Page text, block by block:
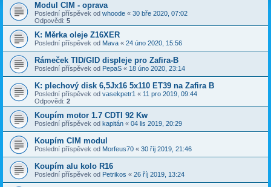
Modul CIM - oprava
Poslední příspěvek od whoode « 30 bře 2020, 07:02
Odpovědi: 5
K: Měrka oleje Z16XER
Poslední příspěvek od Mava « 24 úno 2020, 15:56
Rámeček TID/GID displeje pro Zafira-B
Poslední příspěvek od PepaS « 18 úno 2020, 23:14
K: plechový disk 6,5Jx16 5x110 ET39 na Zafira B
Poslední příspěvek od vasekpetr1 « 11 pro 2019, 09:44
Odpovědi: 2
Koupím motor 1.7 CDTI 92 Kw
Poslední příspěvek od kapitán « 04 lis 2019, 20:29
Koupím CIM modul
Poslední příspěvek od Morfeus70 « 30 říj 2019, 21:46
Koupím alu kolo R16
Poslední příspěvek od Petrikos « 26 říj 2019, 13:24